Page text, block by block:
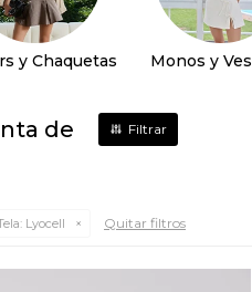
y Chaquetas Monos y
de
Lyocell Quitar filtros